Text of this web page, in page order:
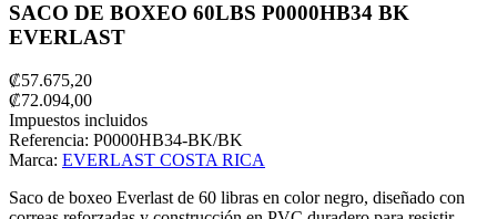
SACO DE BOXEO 60LBS P0000HB34 BK
EVERLAST
₡57.675,20
₡72.094,00
Impuestos incluidos
Referencia: P0000HB34-BK/BK
Marca: EVERLAST COSTA RICA
Saco de boxeo Everlast de 60 libras en color negro, diseñado con